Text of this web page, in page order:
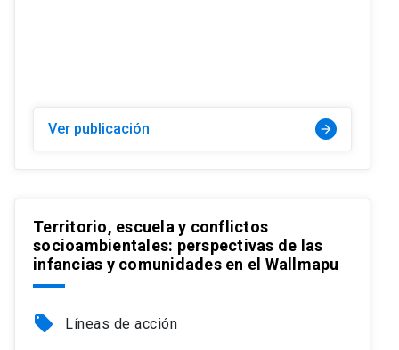
Ver publicación arrow_forward
Territorio, escuela y conflictos
socioambientales: perspectivas de las
infancias y comunidades en el Wallmapu
local_offer Líneas de acción